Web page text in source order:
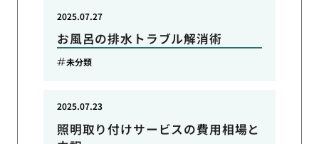
お風呂の排水トラブル解消術
2025.07.27
未分類
照明取り付けサービスの費用相場と
2025.07.23